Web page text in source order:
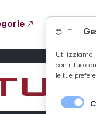
Utilizziamo i
con il tuo
le tue